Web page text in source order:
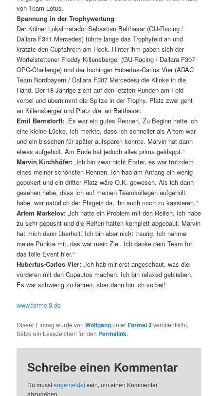
von Team Lotus.
Spannung in der Trophywertung
Der Kölner Lokalmatador Sebastian Balthasar (GU-Racing /
Dallara F311 Mercedes) führte lange das Trophyfeld an und
kratzte den Cupfahrern am Heck. Hinter ihm gaben sich der
Wortelstettener Freddy Killensberger (GU-Racing / Dallara F307
OPC-Challenge) und der Inchinger Hubertus-Carlos Vier (ADAC
Team Nordbayern / Dallara F307 Mercedes) die Klinke in die
Hand. Der 18-Jährige zieht auf den letzten Runden am Feld
vorbei und übernimmt die Spitze in der Trophy. Platz zwei geht
an Killensberger und Platz drei an Balthasar.
Emil Bernstorff: „Es war ein gutes Rennen. Zu Beginn hatte ich
eine kleine Lücke. Ich merkte, dass ich schneller als Artem war
und ein bisschen für später aufsparen konnte. Marvin hat dann
etwas aufgeholt. Am Ende hat jedoch alles prima geklappt.“
Marvin Kirchhöfer: „Ich bin zwar nicht Erster, es war trotzdem
eines meiner schönsten Rennen. Ich hab am Anfang ein wenig
gepokert und ein dritter Platz wäre O.K. gewesen. Als ich dann
gesehen habe, dass ich auf meinen Teamkollegen aufgeholt
habe, war natürlich der Ehrgeiz da, ihn auch noch zu kassieren.“
Artem Markelov: „Ich hatte ein Problem mit den Reifen. Ich habe
zu sehr gepusht und die Reifen hatten komplett abgebaut. Marvin
hat mich dann überholt. Ich bin aber nicht traurig. Ich nehme
meine Punkte mit, das war mein Ziel. Ich danke dem Team für
das tolle Event hier.“
Hubertus-Carlos Vier: „Ich hab mir erst angeschaut, was die
vorderen mit den Cupautos machen. Ich bin relaxed geblieben.
Es war schwierig zu fahren, aber dann bin ich vorbei!“
www.formel3.de
Dieser Eintrag wurde vonWolfgangunterFormel 3veröffentlicht.
Setze ein Lesezeichen für den Permalink.
Schreibe einen Kommentar
Du musstangemeldetsein, um einen Kommentar
abzugeben.